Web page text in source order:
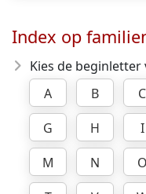
Index op
Kies de
A
B C
G
H I
M
N O